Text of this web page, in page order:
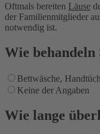
Oftmals bereiten Läuse
der Familienmitglieder
notwendig ist.
Wie
Bettwäsche,
Keine der Angaben
Wie lange